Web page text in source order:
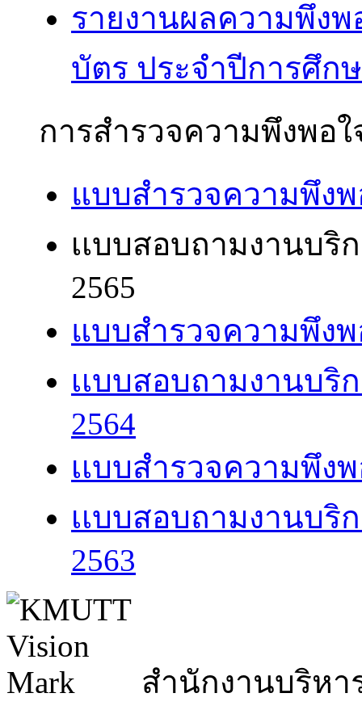
รายงานผลความพึง
บัตร ประจำปีการศึกษ
การสำรวจความพึงพอ
แบบสำรวจความพึงพ
เเบบสอบถามงานบริ
2565
แบบสำรวจความพึงพ
เเบบสอบถามงานบริ
2564
เเบบสำรวจความพึง
เเบบสอบถามงานบริ
2563
สำนักงานบริห